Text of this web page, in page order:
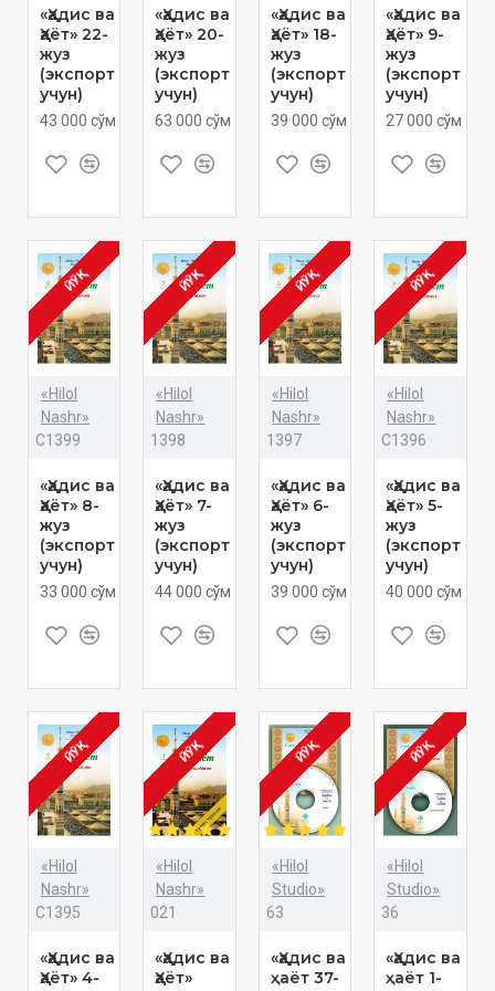
«Ҳадис ва
Ҳаёт» 22-
жуз
(экспорт
учун)
43 000 сўм
«Ҳадис ва
Ҳаёт» 20-
жуз
(экспорт
учун)
63 000 сўм
«Ҳадис ва
Ҳаёт» 18-
жуз
(экспорт
учун)
39 000 сўм
«Ҳадис ва
Ҳаёт» 9-
жуз
(экспорт
учун)
27 000 сўм
ЙЎҚ
«Hilol
Nashr»
C1399
«Ҳадис ва
Ҳаёт» 8-
жуз
(экспорт
учун)
33 000 сўм
ЙЎҚ
«Hilol
Nashr»
1398
«Ҳадис ва
Ҳаёт» 7-
жуз
(экспорт
учун)
44 000 сўм
ЙЎҚ
«Hilol
Nashr»
1397
«Ҳадис ва
Ҳаёт» 6-
жуз
(экспорт
учун)
39 000 сўм
ЙЎҚ
«Hilol
Nashr»
C1396
«Ҳадис ва
Ҳаёт» 5-
жуз
(экспорт
учун)
40 000 сўм
ЙЎҚ
«Hilol
Nashr»
C1395
«Ҳадис ва
Ҳаёт» 4-
ЙЎҚ
«Hilol
Nashr»
021
«Ҳадис ва
Ҳаёт»
ЙЎҚ
«Hilol
Studio»
63
«Ҳадис ва
ҳаёт 37-
ЙЎҚ
«Hilol
Studio»
36
«Ҳадис ва
ҳаёт 1-